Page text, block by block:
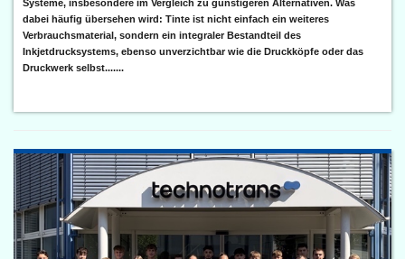
Systeme, insbesondere im Vergleich zu günstigeren Alternativen. Was
dabei häufig übersehen wird: Tinte ist nicht einfach ein weiteres
Verbrauchsmaterial, sondern ein integraler Bestandteil des
Inkjetdrucksystems, ebenso unverzichtbar wie die Druckköpfe oder das
Druckwerk selbst.......